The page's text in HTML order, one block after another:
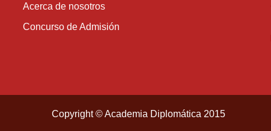
Acerca de nosotros
Concurso de Admisión
Copyright © Academia Diplomática 2015